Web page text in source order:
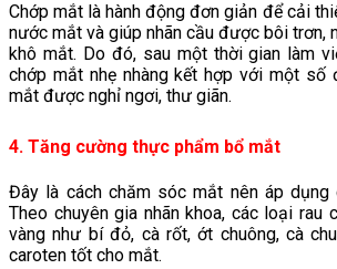
Chớp mắt là hành động đơn giản để cải
nước mắt và giúp nhãn cầu được bôi trơn,
khô mắt. Do đó, sau một thời gian làm
chớp mắt nhẹ nhàng kết hợp với một số
mắt được nghỉ ngơi, thư giãn.
4. Tăng cường thực phẩm bổ mắt
Đây là cách chăm sóc mắt nên áp
Theo chuyên gia nhãn khoa, các loại rau
vàng như bí đỏ, cà rốt, ớt chuông, cà
caroten tốt cho mắt.